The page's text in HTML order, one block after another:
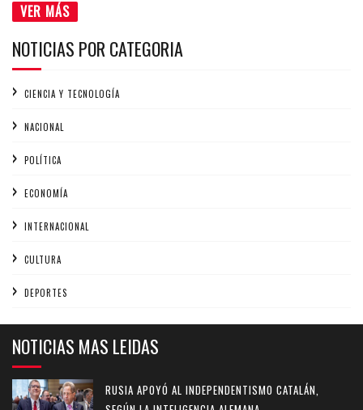
VER MÁS
NOTICIAS POR CATEGORIA
CIENCIA Y TECNOLOGÍA
NACIONAL
POLÍTICA
ECONOMÍA
INTERNACIONAL
CULTURA
DEPORTES
NOTICIAS MAS LEIDAS
RUSIA APOYÓ AL INDEPENDENTISMO CATALÁN,